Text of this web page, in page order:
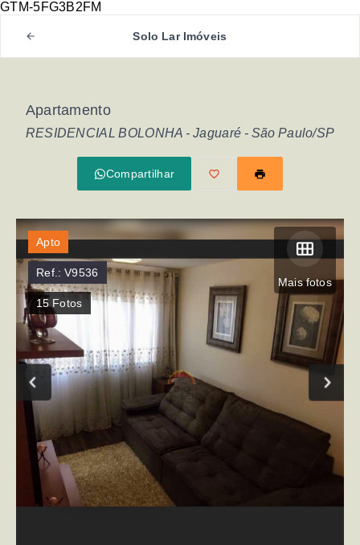
GTM-5FG3B2FM
Solo Lar Imóveis
Apartamento
RESIDENCIAL BOLONHA - Jaguaré - São Paulo/SP
Compartilhar
Mais fotos
Apto
Ref.:V9536
15 Fotos